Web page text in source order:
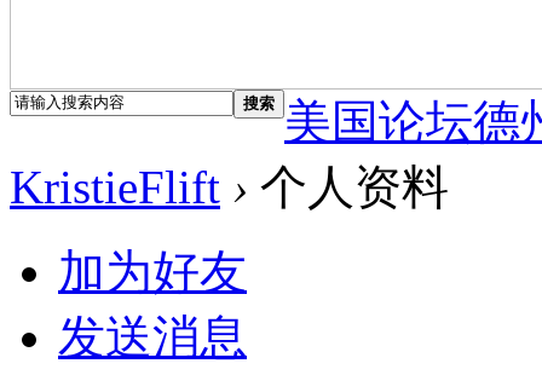
搜索
美国论坛德
KristieFlift › 个人资料
加为好友
发送消息